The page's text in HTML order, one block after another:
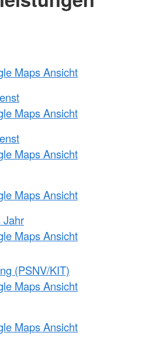
Maps Ansicht
Maps Ansicht
Maps Ansicht
Maps Ansicht
Jahr
Maps Ansicht
(PSNV/KIT)
Maps Ansicht
Maps Ansicht